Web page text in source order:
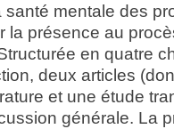
mentale des
la présence au
en quatre
deux articles
et une étude
générale. La